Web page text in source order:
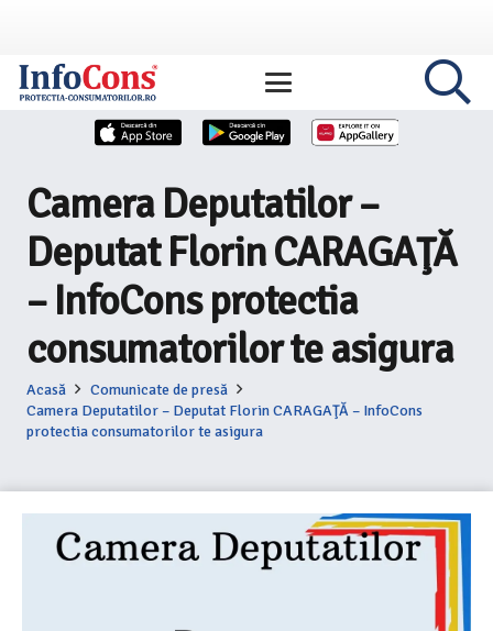
Camera Deputatilor –
Deputat Florin CARAGAŢĂ
– InfoCons protectia
consumatorilor te asigura
Acasă
Comunicate de presă
Camera Deputatilor – Deputat Florin CARAGAŢĂ – InfoCons
protectia consumatorilor te asigura